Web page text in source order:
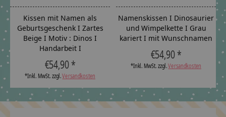
Kissen mit Namen als
Geburtsgeschenk I Zartes
Beige I Motiv : Dinos I
Handarbeit I
€54,90 *
*Inkl. MwSt. zzgl.Versandkosten
Namenskissen I Dinosaurier
und Wimpelkette I Grau
kariert I mit Wunschnamen
€54,90 *
*Inkl. MwSt. zzgl.Versandkosten